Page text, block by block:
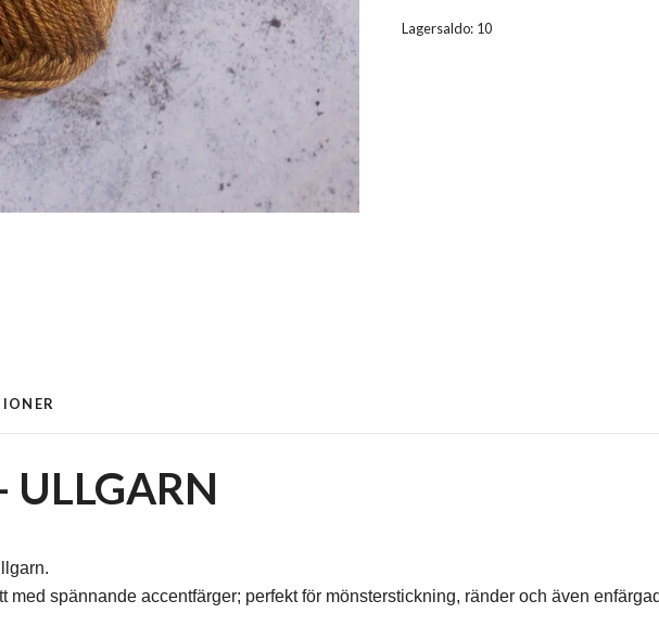
Lagersaldo: 10
ULLGARN
spännande accentfärger; perfekt för mönsterstickning, ränder och även